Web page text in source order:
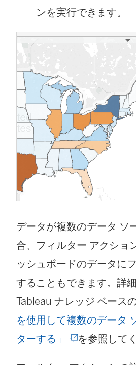
ンを実行できます。
データが複数のデータ ソ
合、フィルター アクショ
ッシュボードのデータに
することもできます。詳
Tableau ナレッジ ベース
を使用して複数のデータ
ターする」
(
を参照して